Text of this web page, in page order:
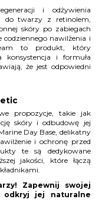
i odżywienia
do twarzy z retinolem,
skóry po zabiegach
codziennego nawilżenia i
to produkt, który
konsystencja i formuła
że jest odpowiedni
propozycje, takie jak
skóry i odbudowę jej
Day Base, delikatny
i ochronę przed
te są dedykowane
jakości, które łączą
Zapewnij swojej
odkryj jej naturalne